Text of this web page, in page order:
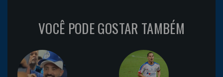
VOCÊ PODE GOSTAR TAMBÉM